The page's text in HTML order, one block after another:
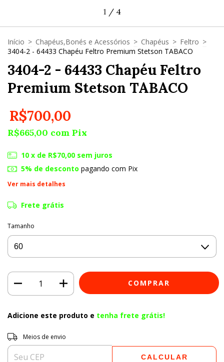
1 / 4
Início > Chapéus,Bonés e Acessórios > Chapéus > Feltro >
3404-2 - 64433 Chapéu Feltro Premium Stetson TABACO
3404-2 - 64433 Chapéu Feltro
Premium Stetson TABACO
R$700,00
R$665,00 com Pix
10 x de R$70,00 sem juros
5% de desconto pagando com Pix
Ver mais detalhes
Frete grátis
Tamanho
Adicione este produto e tenha frete grátis!
Entregas para o CEP:
Meios de envio
CALCULAR